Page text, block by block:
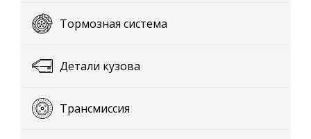
Тормозная система
Детали кузова
Трансмиссия